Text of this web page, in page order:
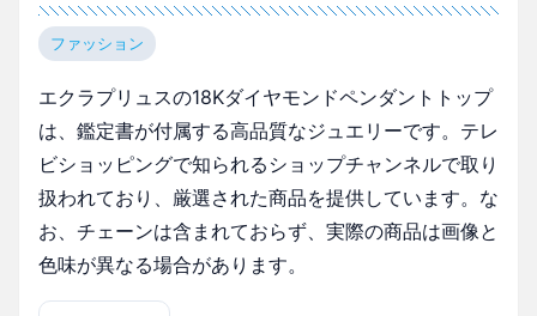
ファッション
エクラプリュスの18Kダイヤモンドペンダントトップ
は、鑑定書が付属する高品質なジュエリーです。テレ
ビショッピングで知られるショップチャンネルで取り
扱われており、厳選された商品を提供しています。な
お、チェーンは含まれておらず、実際の商品は画像と
色味が異なる場合があります。